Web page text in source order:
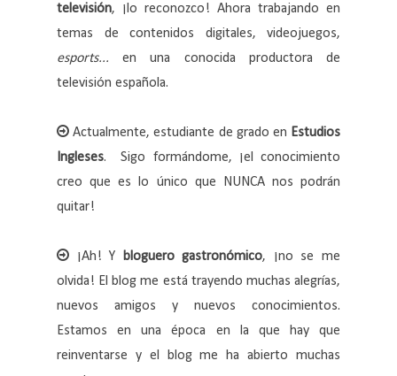
televisión, ¡lo reconozco! Ahora trabajando en
temas de contenidos digitales, videojuegos,
esports... en una conocida productora de
televisión española.
Actualmente, estudiante de grado en Estudios
Ingleses. Sigo formándome, ¡el conocimiento
creo que es lo único que NUNCA nos podrán
quitar!
¡Ah! Y bloguero gastronómico, ¡no se me
olvida! El blog me está trayendo muchas alegrías,
nuevos amigos y nuevos conocimientos.
Estamos en una época en la que hay que
reinventarse y el blog me ha abierto muchas